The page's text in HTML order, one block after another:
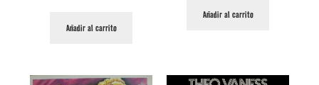
Añadir al carrito
Añadir al carrito